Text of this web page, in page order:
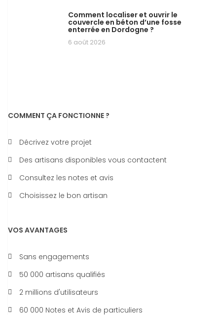
Comment localiser et ouvrir le
couvercle en béton d’une fosse
enterrée en Dordogne ?
6 août 2026
COMMENT ÇA FONCTIONNE ?
Décrivez votre projet
Des artisans disponibles vous contactent
Consultez les notes et avis
Choisissez le bon artisan
VOS AVANTAGES
Sans engagements
50 000 artisans qualifiés
2 millions d'utilisateurs
60 000 Notes et Avis de particuliers